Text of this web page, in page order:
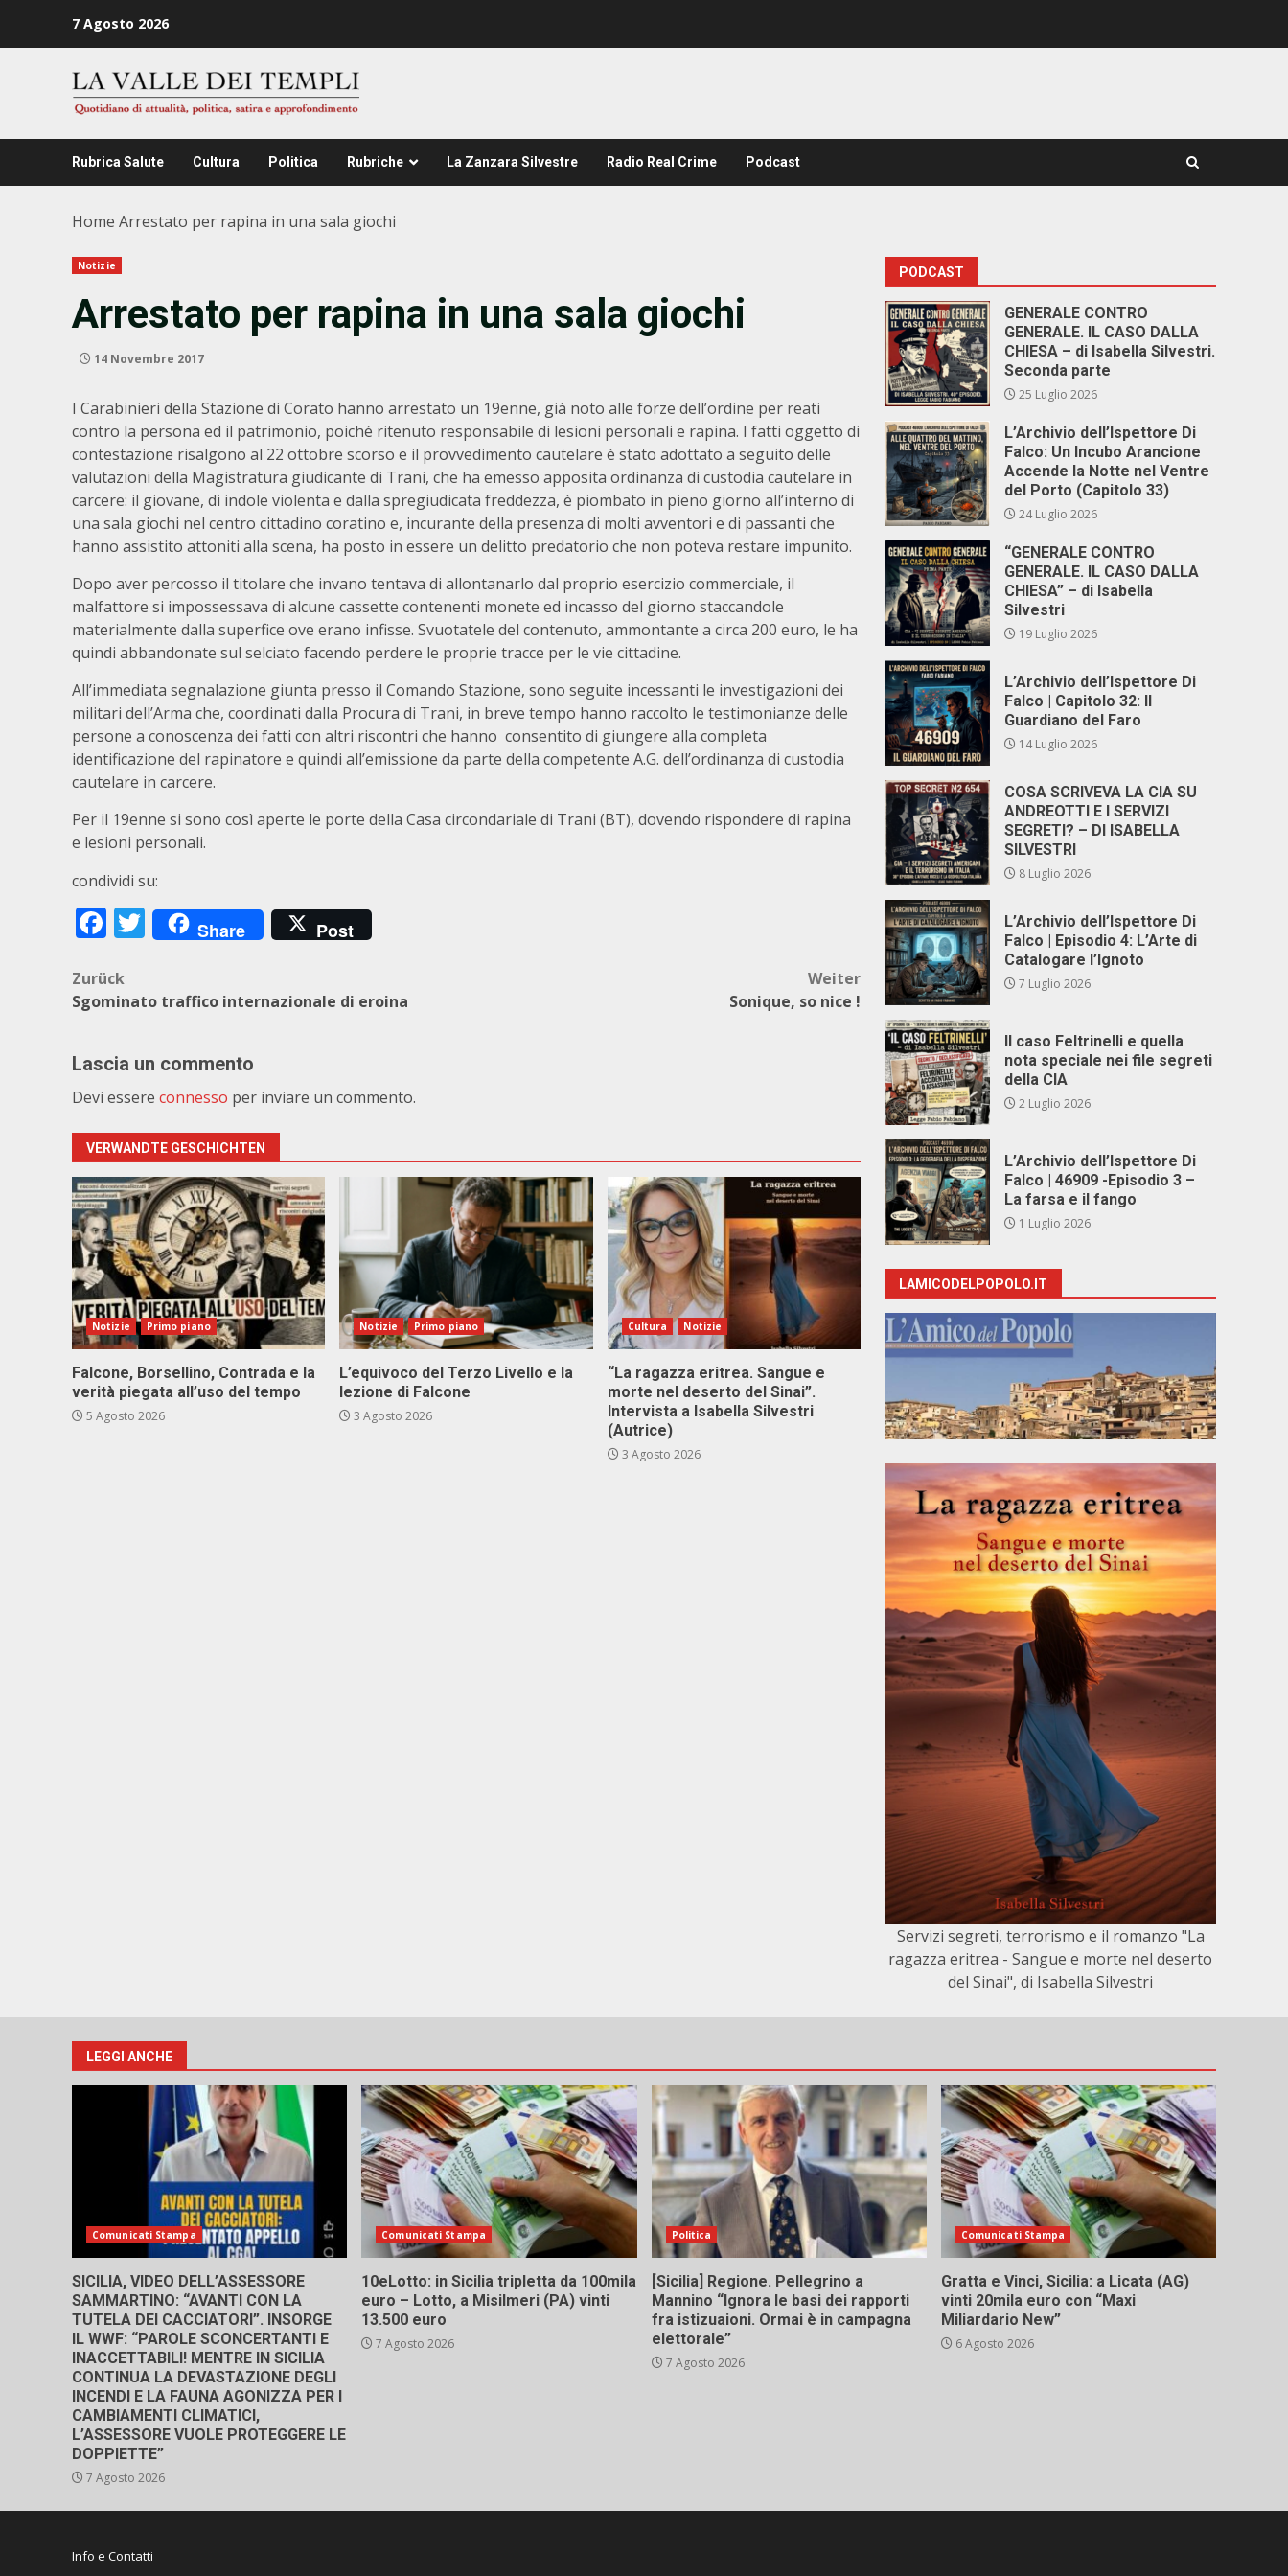
7 Agosto 2026
Rubrica Salute Cultura Politica Rubriche La Zanzara Silvestre Radio Real Crime Podcast
Home Arrestato per rapina in una sala giochi
Notizie
Arrestato per rapina in una sala giochi
14 Novembre 2017
I Carabinieri della Stazione di Corato hanno arrestato un 19enne, già noto alle forze dell’ordine per reati
contro la persona ed il patrimonio, poiché ritenuto responsabile di lesioni personali e rapina. I fatti oggetto di
contestazione risalgono al 22 ottobre scorso e il provvedimento cautelare è stato adottato a seguito delle
valutazioni della Magistratura giudicante di Trani, che ha emesso apposita ordinanza di custodia cautelare in
carcere: il giovane, di indole violenta e dalla spregiudicata freddezza, è piombato in pieno giorno all’interno di
una sala giochi nel centro cittadino coratino e, incurante della presenza di molti avventori e di passanti che
hanno assistito attoniti alla scena, ha posto in essere un delitto predatorio che non poteva restare impunito.
Dopo aver percosso il titolare che invano tentava di allontanarlo dal proprio esercizio commerciale, il
malfattore si impossessava di alcune cassette contenenti monete ed incasso del giorno staccandole
materialmente dalla superfice ove erano infisse. Svuotatele del contenuto, ammontante a circa 200 euro, le ha
quindi abbandonate sul selciato facendo perdere le proprie tracce per le vie cittadine.
All’immediata segnalazione giunta presso il Comando Stazione, sono seguite incessanti le investigazioni dei
militari dell’Arma che, coordinati dalla Procura di Trani, in breve tempo hanno raccolto le testimonianze delle
persone a conoscenza dei fatti con altri riscontri che hanno consentito di giungere alla completa
identificazione del rapinatore e quindi all’emissione da parte della competente A.G. dell’ordinanza di custodia
cautelare in carcere.
Per il 19enne si sono così aperte le porte della Casa circondariale di Trani (BT), dovendo rispondere di rapina
e lesioni personali.
condividi su:
Facebook
Twitter
Share Post
Beitragsnavigation
Zurück
Sgominato traffico internazionale di eroina
Weiter
Sonique, so nice !
Lascia un commento
Devi essere connesso per inviare un commento.
VERWANDTE GESCHICHTEN
Notizie Primo piano
Falcone, Borsellino, Contrada e la
verità piegata all’uso del tempo
5 Agosto 2026
Notizie Primo piano
L’equivoco del Terzo Livello e la
lezione di Falcone
3 Agosto 2026
Cultura Notizie
“La ragazza eritrea. Sangue e
morte nel deserto del Sinai”.
Intervista a Isabella Silvestri
(Autrice)
3 Agosto 2026
PODCAST
GENERALE CONTRO
GENERALE. IL CASO DALLA
CHIESA – di Isabella Silvestri.
Seconda parte
25 Luglio 2026
L’Archivio dell’Ispettore Di
Falco: Un Incubo Arancione
Accende la Notte nel Ventre
del Porto (Capitolo 33)
24 Luglio 2026
“GENERALE CONTRO
GENERALE. IL CASO DALLA
CHIESA” – di Isabella
Silvestri
19 Luglio 2026
L’Archivio dell’Ispettore Di
Falco | Capitolo 32: Il
Guardiano del Faro
14 Luglio 2026
COSA SCRIVEVA LA CIA SU
ANDREOTTI E I SERVIZI
SEGRETI? – DI ISABELLA
SILVESTRI
8 Luglio 2026
L’Archivio dell’Ispettore Di
Falco | Episodio 4: L’Arte di
Catalogare l’Ignoto
7 Luglio 2026
Il caso Feltrinelli e quella
nota speciale nei file segreti
della CIA
2 Luglio 2026
L’Archivio dell’Ispettore Di
Falco | 46909 -Episodio 3 –
La farsa e il fango
1 Luglio 2026
LAMICODELPOPOLO.IT
Servizi segreti, terrorismo e il romanzo "La
ragazza eritrea - Sangue e morte nel deserto
del Sinai", di Isabella Silvestri
LEGGI ANCHE
Comunicati Stampa
SICILIA, VIDEO DELL’ASSESSORE
SAMMARTINO: “AVANTI CON LA
TUTELA DEI CACCIATORI”. INSORGE
IL WWF: “PAROLE SCONCERTANTI E
INACCETTABILI! MENTRE IN SICILIA
CONTINUA LA DEVASTAZIONE DEGLI
INCENDI E LA FAUNA AGONIZZA PER I
CAMBIAMENTI CLIMATICI,
L’ASSESSORE VUOLE PROTEGGERE LE
DOPPIETTE”
7 Agosto 2026
Comunicati Stampa
10eLotto: in Sicilia tripletta da 100mila
euro – Lotto, a Misilmeri (PA) vinti
13.500 euro
7 Agosto 2026
Politica
[Sicilia] Regione. Pellegrino a
Mannino “Ignora le basi dei rapporti
fra istizuaioni. Ormai è in campagna
elettorale”
7 Agosto 2026
Comunicati Stampa
Gratta e Vinci, Sicilia: a Licata (AG)
vinti 20mila euro con “Maxi
Miliardario New”
6 Agosto 2026
Info e Contatti